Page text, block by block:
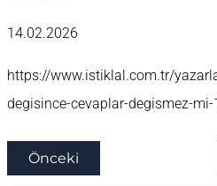
14.02.2026
https://www.istiklal.com.tr/
degisince-cevaplar-degismez-
Önceki